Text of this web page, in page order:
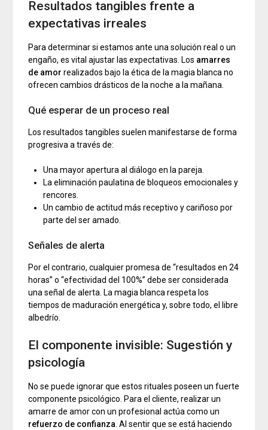
Resultados tangibles frente a
expectativas irreales
Para determinar si estamos ante una solución real o un
engaño, es vital ajustar las expectativas. Los amarres
de amor realizados bajo la ética de la magia blanca no
ofrecen cambios drásticos de la noche a la mañana.
Qué esperar de un proceso real
Los resultados tangibles suelen manifestarse de forma
progresiva a través de:
Una mayor apertura al diálogo en la pareja.
La eliminación paulatina de bloqueos emocionales y
rencores.
Un cambio de actitud más receptivo y cariñoso por
parte del ser amado.
Señales de alerta
Por el contrario, cualquier promesa de “resultados en 24
horas” o “efectividad del 100%” debe ser considerada
una señal de alerta. La magia blanca respeta los
tiempos de maduración energética y, sobre todo, el libre
albedrío.
El componente invisible: Sugestión y
psicología
No se puede ignorar que estos rituales poseen un fuerte
componente psicológico. Para el cliente, realizar un
amarre de amor con un profesional actúa como un
refuerzo de confianza. Al sentir que se está haciendo